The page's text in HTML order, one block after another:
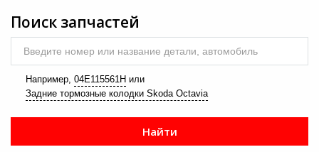
Поиск запчастей
Введите номер или название детали, автомобиль
Например, 04E115561H или
Задние тормозные колодки Skoda Octavia
Найти